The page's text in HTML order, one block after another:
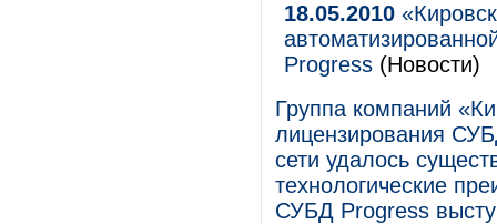
18.05.2010
Progress (Новости)
Группа компаний
лицензирования
сети удалось
технологические
СУБД Progress